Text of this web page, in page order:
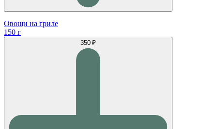
Овощи на гриле
150 г
350 ₽